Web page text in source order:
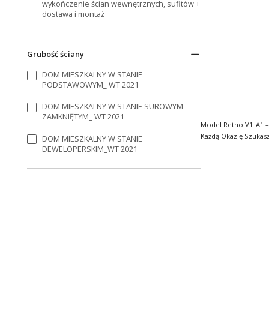
wykończenie ścian wewnętrznych, sufitów +
dostawa i montaż
Grubość ściany
DOM MIESZKALNY W STANIE
PODSTAWOWYM_ WT 2021
DOM MIESZKALNY W STANIE SUROWYM
ZAMKNIĘTYM_ WT 2021
DOM MIESZKALNY W STANIE
DEWELOPERSKIM_WT 2021
Model Retno V1_A1
Każdą Okazję Szukasz praktycznego,